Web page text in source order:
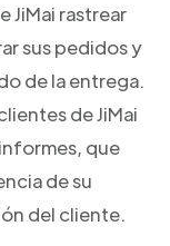
JiMai rastrear
sus pedidos y
de la entrega.
de JiMai
que
de su
del cliente.